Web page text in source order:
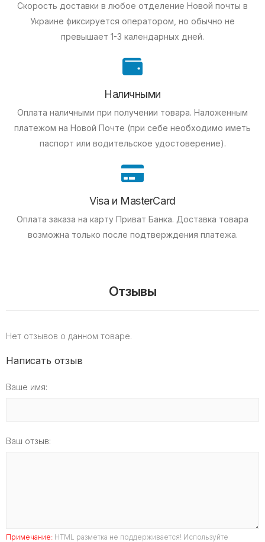
Скорость доставки в любое отделение Новой почты в
Украине фиксируется оператором, но обычно не
превышает 1-3 календарных дней.
Наличными
Оплата наличными при получении товара. Наложенным
платежом на Новой Почте (при себе необходимо иметь
паспорт или водительское удостоверение).
Visa и MasterCard
Оплата заказа на карту Приват Банка. Доставка товара
возможна только после подтверждения платежа.
Отзывы
Нет отзывов о данном товаре.
Написать отзыв
Ваше имя:
Ваш отзыв:
Примечание: HTML разметка не поддерживается! Используйте